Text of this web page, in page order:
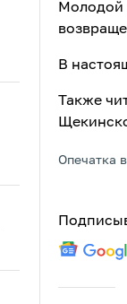
Молодой
В
Также
Опечатка